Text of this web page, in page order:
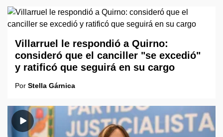
Villarruel le respondió a Quirno:
consideró que el canciller "se excedió"
y ratificó que seguirá en su cargo
Por Stella Gárnica